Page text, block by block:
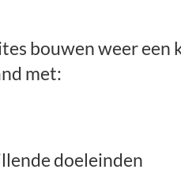
bouwen weer
met:
doeleinden